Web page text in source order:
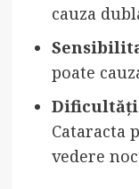
cauza
poate
Dificultăți
Cataracta
vedere